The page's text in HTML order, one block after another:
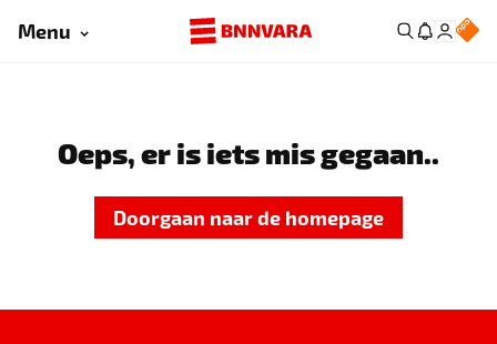
Menu
Oeps, er is iets mis gegaan..
Doorgaan naar de homepage